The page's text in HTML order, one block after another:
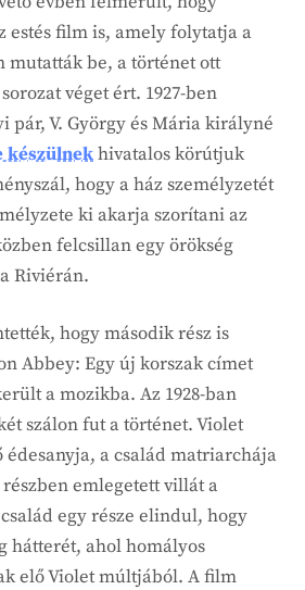
estés film is, amely folytatja a
mutatták be, a történet ott
véget ért. 1927-ben
V. György és Mária királyné
készülnekhivatalos körútjuk
hogy a ház személyzetét
ki akarja szorítani az
felcsillan egy örökség
Riviérán.
hogy második rész is
Abbey: Egy új korszak címet
a mozikba. Az 1928-ban
szálon fut a történet. Violet
édesanyja, a család matriarchája
emlegetett villát a
egy része elindul, hogy
hátterét, ahol homályos
elő Violet múltjából. A film